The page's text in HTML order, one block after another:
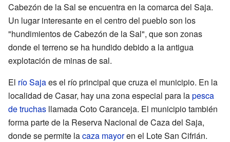
Cabezón de la Sal se encuentra en la comarca del Saja.
Un lugar interesante en el centro del pueblo son los
"hundimientos de Cabezón de la Sal", que son zonas
donde el terreno se ha hundido debido a la antigua
explotación de minas de sal.
El río Sajaes el río principal que cruza el municipio. En la
localidad de Casar, hay una zona especial para lapesca
de truchas llamada Coto Caranceja. El municipio también
forma parte de la Reserva Nacional de Caza del Saja,
donde se permite lacaza mayoren el Lote San Cifrián.